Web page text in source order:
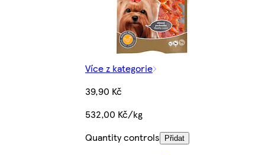
Více z kategorie
39,90 Kč
532,00 Kč/kg
Quantity controls
Přidat